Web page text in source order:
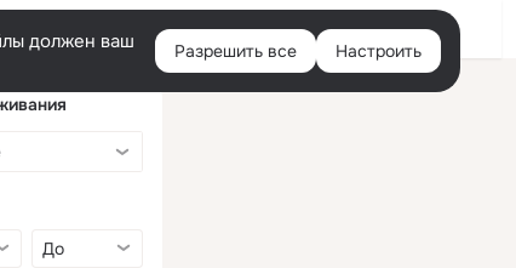
Войти
должен ваш
Разрешить все Настроить